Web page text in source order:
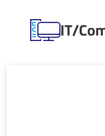
IT/